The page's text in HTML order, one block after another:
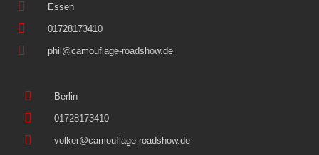
Essen
01728173410
phil@camouflage-roadshow.de
Berlin
01728173410
volker@camouflage-roadshow.de